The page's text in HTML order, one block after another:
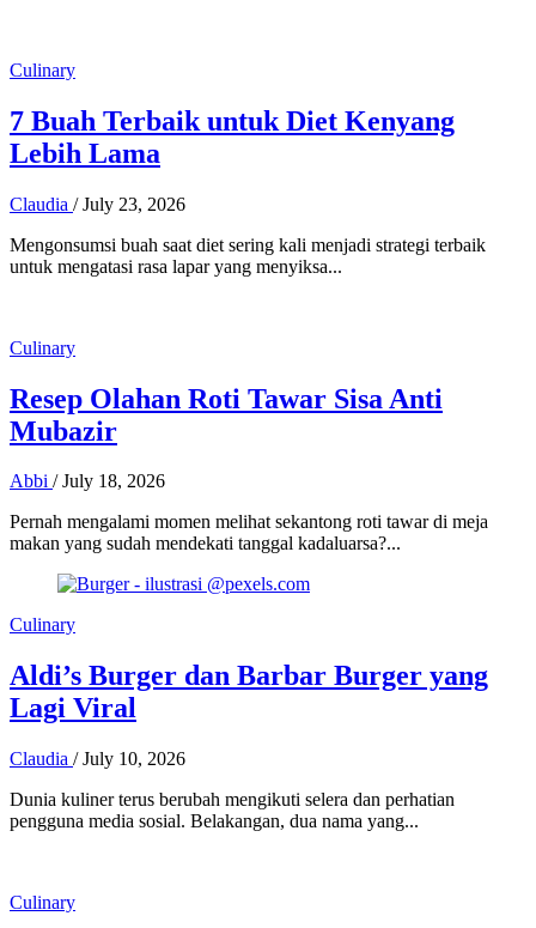
Culinary
7 Buah Terbaik untuk Diet Kenyang
Lebih Lama
Claudia / July 23, 2026
Mengonsumsi buah saat diet sering kali menjadi strategi terbaik
untuk mengatasi rasa lapar yang menyiksa...
Culinary
Resep Olahan Roti Tawar Sisa Anti
Mubazir
Abbi / July 18, 2026
Pernah mengalami momen melihat sekantong roti tawar di meja
makan yang sudah mendekati tanggal kadaluarsa?...
Culinary
Aldi’s Burger dan Barbar Burger yang
Lagi Viral
Claudia / July 10, 2026
Dunia kuliner terus berubah mengikuti selera dan perhatian
pengguna media sosial. Belakangan, dua nama yang...
Culinary